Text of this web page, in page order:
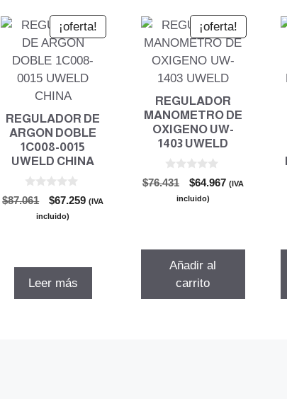
¡oferta!
REGULADOR DE
ARGON DOBLE
1C008-0015
UWELD CHINA
0
d
$87.061
El
precio
$67.259El(IVA
incluido)
Leer más
¡oferta!
REGULADOR
MANOMETRO DE
OXIGENO UW-
1403 UWELD
0
d
$76.431
El
precio
$64.967El(IVA
incluido)
Añadir al
carrito